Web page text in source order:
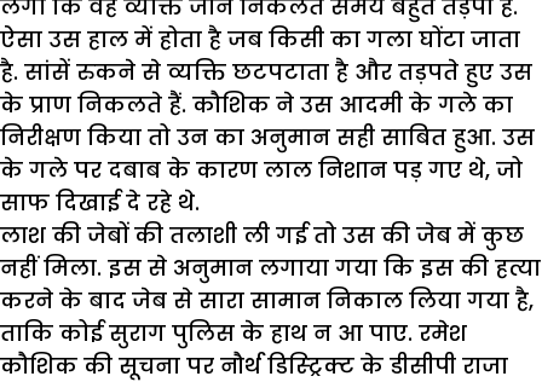
लगा कि वह व्यक्ति जान निकलते समय बहुत तड़पा है.
ऐसा उस हाल में होता है जब किसी का गला घोंटा जाता
है. सांसें रुकने से व्यक्ति छटपटाता है और तड़पते हुए उस
के प्राण निकलते हैं. कौशिक ने उस आदमी के गले का
निरीक्षण किया तो उन का अनुमान सही साबित हुआ. उस
के गले पर दबाब के कारण लाल निशान पड़ गए थे, जो
साफ दिखाई दे रहे थे.
लाश की जेबों की तलाशी ली गई तो उस की जेब में कुछ
नहीं मिला. इस से अनुमान लगाया गया कि इस की हत्या
करने के बाद जेब से सारा सामान निकाल लिया गया है,
ताकि कोई सुराग पुलिस के हाथ न आ पाए. रमेश
कौशिक की सूचना पर नौर्थ डिस्ट्रिक्ट के डीसीपी राजा